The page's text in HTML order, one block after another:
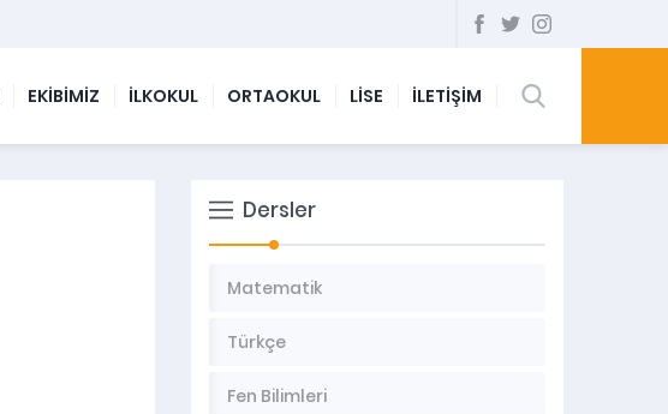
EKİBİMİZ İLKOKUL ORTAOKUL LİSE İLETİŞİM
Dersler
Matematik
Türkçe
Fen Bilimleri